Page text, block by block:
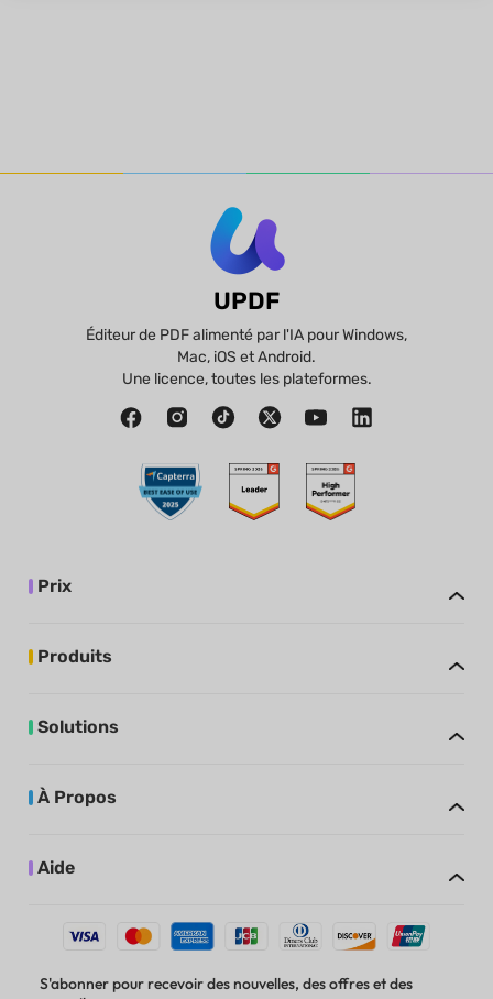
UPDF
Éditeur de PDF alimenté par l'IA pour Windows,
Mac, iOS et Android.
Une licence, toutes les plateformes.
Prix
Produits
Solutions
À Propos
Aide
S'abonner pour recevoir des nouvelles, des offres et des